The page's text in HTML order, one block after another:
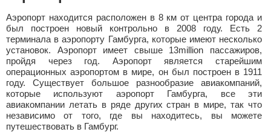
Аэропорт находится расположен в 8 км от центра города и
был построен новый контрольно в 2008 году. Есть 2
терминала в аэропорту Гамбурга, которые имеют несколько
установок. Аэропорт имеет свыше 13million пассажиров,
пройдя через год. Аэропорт является старейшим
операционных аэропортом в мире, он был построен в 1911
году. Существует большое разнообразие авиакомпаний,
которые используют аэропорт Гамбурга, все эти
авиакомпании летать в ряде других стран в мире, так что
независимо от того, где вы находитесь, вы можете
путешествовать в Гамбург.